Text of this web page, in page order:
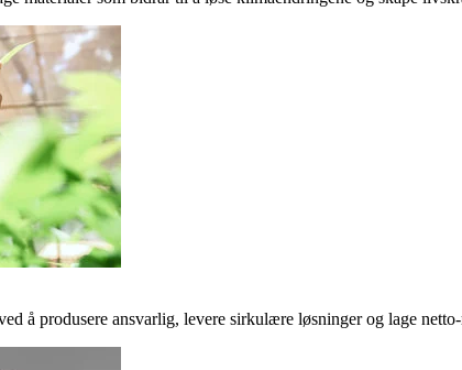
å produsere ansvarlig, levere sirkulære løsninger og lage